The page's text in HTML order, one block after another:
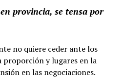
provincia, se tensa por
no quiere ceder ante los
proporción y lugares en la
en las negociaciones.